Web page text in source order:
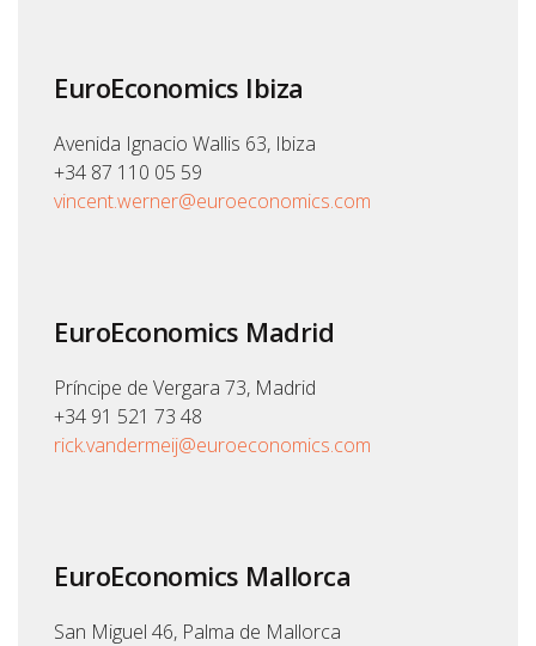
EuroEconomics Ibiza
Avenida Ignacio Wallis 63, Ibiza
+34 87 110 05 59
vincent.werner@euroeconomics.com
EuroEconomics Madrid
Príncipe de Vergara 73, Madrid
+34 91 521 73 48
rick.vandermeij@euroeconomics.com
EuroEconomics Mallorca
San Miguel 46, Palma de Mallorca